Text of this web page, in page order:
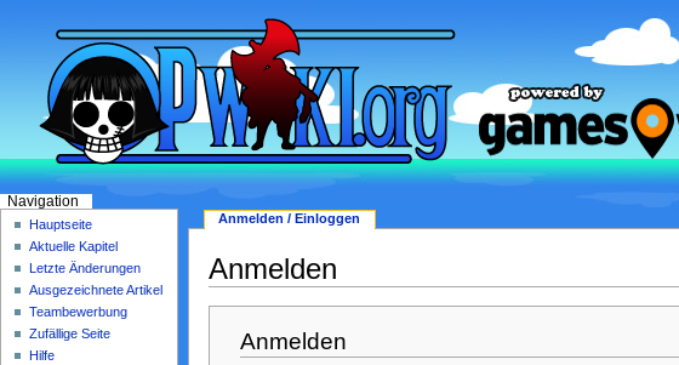
Anmelden
Anmelden
Anmelden / Einloggen
Navigation
Hauptseite
Aktuelle Kapitel
Letzte Änderungen
Ausgezeichnete Artikel
Teambewerbung
Zufällige Seite
Hilfe